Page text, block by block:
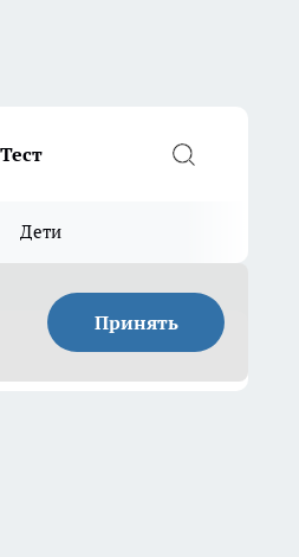
Тест
Дети
Принять